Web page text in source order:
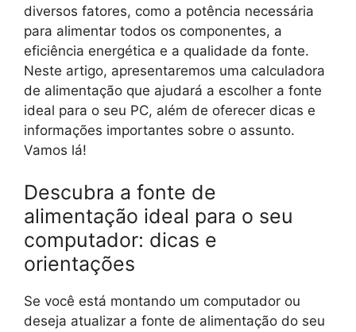
diversos fatores, como a potência necessária
para alimentar todos os componentes, a
eficiência energética e a qualidade da fonte.
Neste artigo, apresentaremos uma calculadora
de alimentação que ajudará a escolher a fonte
ideal para o seu PC, além de oferecer dicas e
informações importantes sobre o assunto.
Vamos lá!
Descubra a fonte de
alimentação ideal para o seu
computador: dicas e
orientações
Se você está montando um computador ou
deseja atualizar a fonte de alimentação do seu